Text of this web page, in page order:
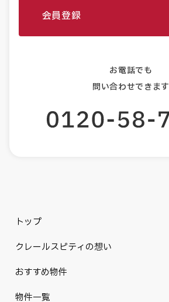
会員登録
お電話でも
問い合わせできます
トップ
クレールスピティの想い
おすすめ物件
物件一覧